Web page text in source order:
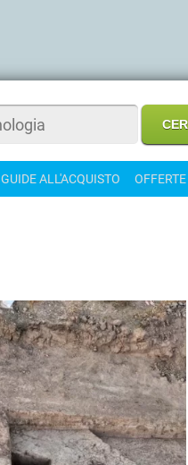
GUIDE ALL'ACQUISTO OFFERTE